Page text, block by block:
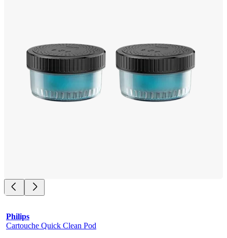
Philips
Cartouche Quick Clean Pod